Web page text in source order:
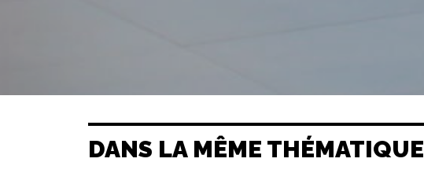
DANS LA MÊME THÉMATIQUE